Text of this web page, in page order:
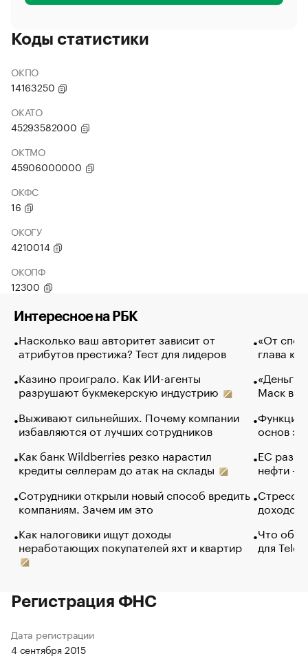
Коды статистики
ОКПО
14163250
ОКАТО
45293582000
ОКТМО
45906000000
ОКФС
16
ОКОГУ
4210014
ОКОПФ
12300
Интересное на РБК
Насколько ваш авторитет зависит от
атрибутов престижа? Тест для лидеров
Казино проиграло. Как ИИ-агенты
разрушают букмекерскую индустрию
Выживают сильнейших. Почему компании
избавляются от лучших сотрудников
Как банк Wildberries резко нарастил
кредиты селлерам до атак на склады
Сотрудники открыли новый способ вредить
компаниям. Зачем им это
Как налоговики ищут доходы
неработающих покупателей яхт и квартир
«От
глава
«Деньги
Маск в
Функции
основ
ЕС
нефти —
Стресс
доходов
Что
для
Регистрация ФНС
Дата регистрации
4 сентября 2015